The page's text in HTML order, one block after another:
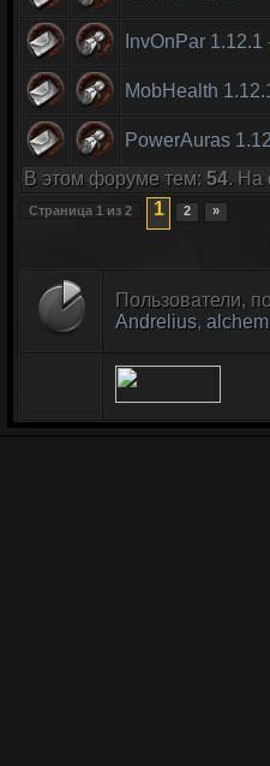
InvOnPar
MobHealth
PowerAuras
В этом форуме тем: 54. На
Страница 1 из 2 1 2 »
Пользователи,
Andrelius,